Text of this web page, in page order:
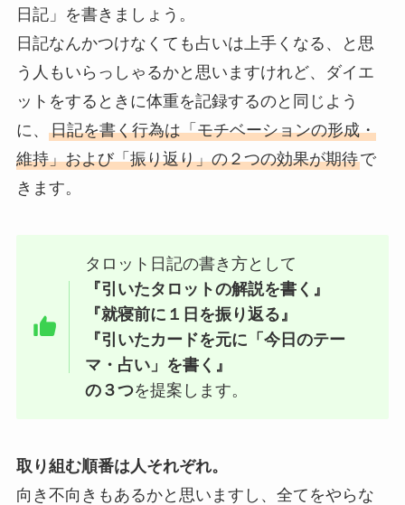
日記」を書きましょう。
日記なんかつけなくても占いは上手くなる、と思
う人もいらっしゃるかと思いますけれど、ダイエ
ットをするときに体重を記録するのと同じよう
に、 日記を書く行為は「モチベーションの形成・
維持」および「振り返り」の２つの効果が期待で
きます。
タロット日記の書き方として
『引いたタロットの解説を書く』
『就寝前に１日を振り返る』
『引いたカードを元に「今日のテー
マ・占い」を書く』
の３つを提案します。
取り組む順番は人それぞれ。
向き不向きもあるかと思いますし、全てをやらな